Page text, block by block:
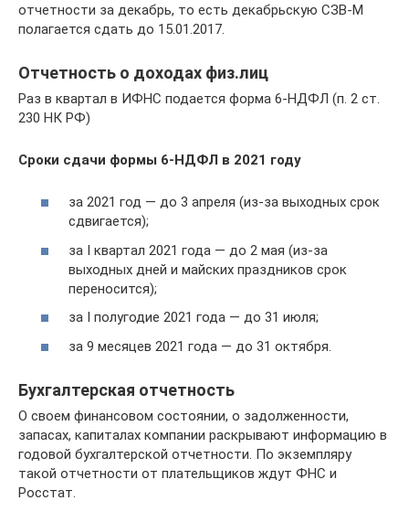
отчетности за декабрь, то есть декабрьскую СЗВ-М
полагается сдать до 15.01.2017.
Отчетность о доходах физ.лиц
Раз в квартал в ИФНС подается форма 6-НДФЛ (п. 2 ст.
230 НК РФ)
Сроки сдачи формы 6-НДФЛ в 2021 году
за 2021 год — до 3 апреля (из-за выходных срок
сдвигается);
за I квартал 2021 года — до 2 мая (из-за
выходных дней и майских праздников срок
переносится);
за I полугодие 2021 года — до 31 июля;
за 9 месяцев 2021 года — до 31 октября.
Бухгалтерская отчетность
О своем финансовом состоянии, о задолженности,
запасах, капиталах компании раскрывают информацию в
годовой бухгалтерской отчетности. По экземпляру
такой отчетности от плательщиков ждут ФНС и
Росстат.